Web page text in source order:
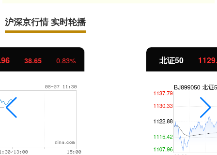
沪深京行情 实时轮播
北证50 0.61%